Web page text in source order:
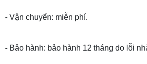
- Vận chuyển: miễn phí.
- Bảo hành: bảo hành 12 tháng do lỗi